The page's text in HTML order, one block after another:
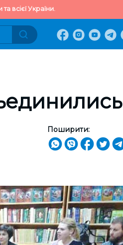
всієї України.
Поширити: